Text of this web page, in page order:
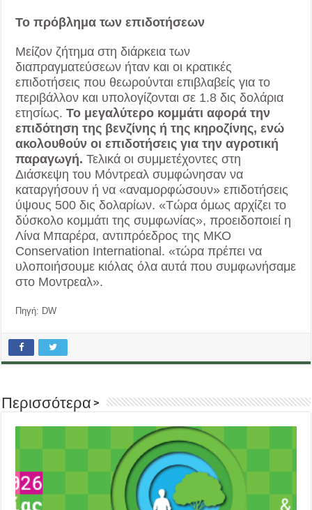
Το πρόβλημα των επιδοτήσεων
Μείζον ζήτημα στη διάρκεια των
διαπραγματεύσεων ήταν και οι κρατικές
επιδοτήσεις που θεωρούνται επιβλαβείς για το
περιβάλλον και υπολογίζονται σε 1.8 δις δολάρια
ετησίως.Το μεγαλύτερο κομμάτι αφορά την
επιδότηση της βενζίνης ή της κηροζίνης, ενώ
ακολουθούν οι επιδοτήσεις για την αγροτική
παραγωγή. Τελικά οι συμμετέχοντες στη
Διάσκεψη του Μόντρεαλ συμφώνησαν να
καταργήσουν ή να «αναμορφώσουν» επιδοτήσεις
ύψους 500 δις δολαρίων. «Τώρα όμως αρχίζει το
δύσκολο κομμάτι της συμφωνίας», προειδοποιεί η
Λίνα Μπαρέρα, αντιπρόεδρος της ΜΚΟ
Conservation International. «τώρα πρέπει να
υλοποιήσουμε κιόλας όλα αυτά που συμφωνήσαμε
στο Μοντρεαλ».
Πηγή: DW
Περισσότερα >